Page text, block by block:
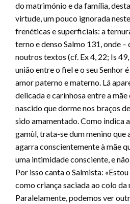
do matrimónio e da família,
virtude, um pouco ignorada
frenéticas e superficiais: a
terno e denso Salmo 131, onde –
noutros textos (cf. Ex 4, 22; Is
união entre o fiel e o seu Senhor
amor paterno e materno. Lá
delicada e carinhosa entre a mãe
nascido que dorme nos braços
sido amamentado. Como indica
gamùl, trata-se dum menino que
agarra conscientemente à mãe
uma intimidade consciente, e
Por isso canta o Salmista:
como criança saciada ao colo da
Paralelamente, podemos ver